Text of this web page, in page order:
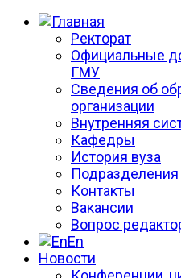
Ректорат
Официальные
ГМУ
Сведения об
организации
Внутренняя
Кафедры
История вуза
Подразделения
Контакты
Вакансии
Вопрос
En
Новости